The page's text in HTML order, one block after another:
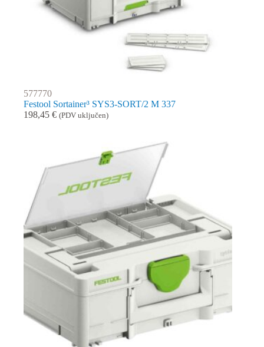
577770
Festool Sortainer³ SYS3-SORT/2 M 337
198,45 € (PDV uključen)